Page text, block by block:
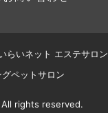
らいネット エステサロン
ペットサロン
rights reserved.